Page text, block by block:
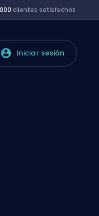
clientes satisfechos
Iniciar sesión